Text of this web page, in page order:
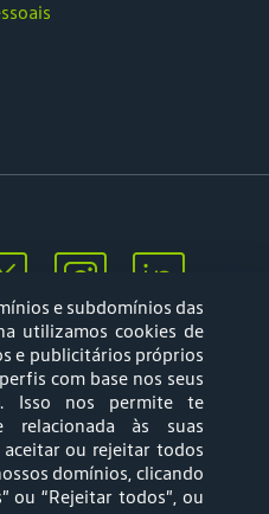
Política de
Privacidade
e subdomínios das
utilizamos cookies de
e publicitários próprios
com base nos seus
Isso nos permite te
relacionada às suas
aceitar ou rejeitar todos
domínios, clicando
ou “Rejeitar todos”, ou